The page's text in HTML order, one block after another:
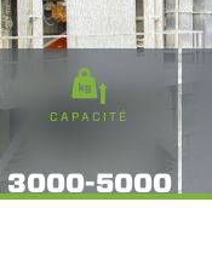
CAPACITÉ
3000-5000